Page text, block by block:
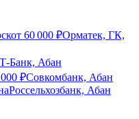
от 60 000 ₽Орматек, ГК,
Т-Банк, Абан
₽Совкомбанк, Абан
Россельхозбанк, Абан